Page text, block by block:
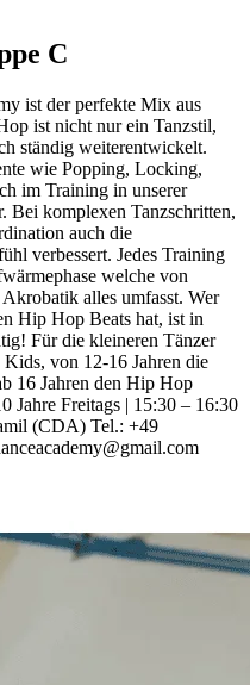
C
ist der perfekte Mix aus
ist nicht nur ein Tanzstil,
ständig weiterentwickelt.
wie Popping, Locking,
im Training in unserer
Bei komplexen Tanzschritten,
auch die
verbessert. Jedes Training
welche von
alles umfasst. Wer
Hip Hop Beats hat, ist in
Für die kleineren Tänzer
von 12-16 Jahren die
16 Jahren den Hip Hop
Freitags | 15:30 – 16:30
(CDA) Tel.: +49